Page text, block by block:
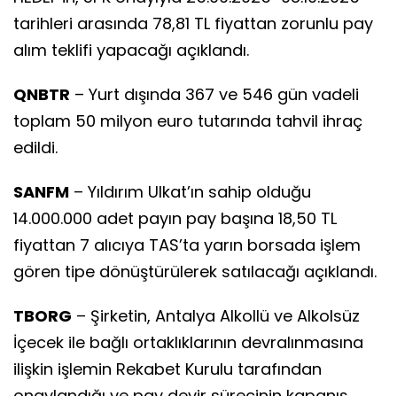
tarihleri arasında 78,81 TL fiyattan zorunlu pay
alım teklifi yapacağı açıklandı.
QNBTR – Yurt dışında 367 ve 546 gün vadeli
toplam 50 milyon euro tutarında tahvil ihraç
edildi.
SANFM – Yıldırım Ulkat’ın sahip olduğu
14.000.000 adet payın pay başına 18,50 TL
fiyattan 7 alıcıya TAS’ta yarın borsada işlem
gören tipe dönüştürülerek satılacağı açıklandı.
TBORG – Şirketin, Antalya Alkollü ve Alkolsüz
İçecek ile bağlı ortaklıklarının devralınmasına
ilişkin işlemin Rekabet Kurulu tarafından